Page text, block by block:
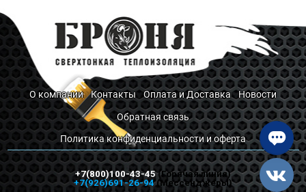
О компании Контакты Оплата и Доставка Новости
Обратная связь
Политика конфиденциальности и оферта
+7(800)100-43-45(Горячая линия)
+7(926)691-26-94(Мессенджеры)